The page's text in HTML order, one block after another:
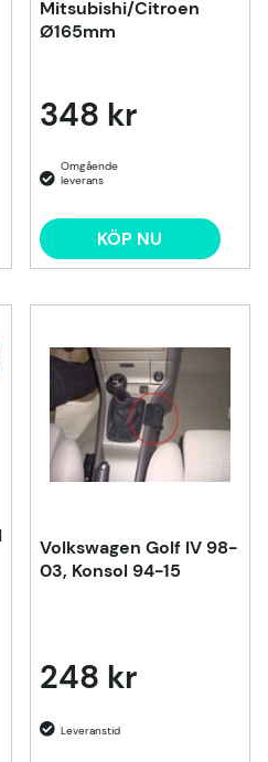
Mitsubishi/Citroen
Ø165mm
348 kr
KÖP NU
Volkswagen Golf IV 98-
03, Konsol 94-15
248 kr